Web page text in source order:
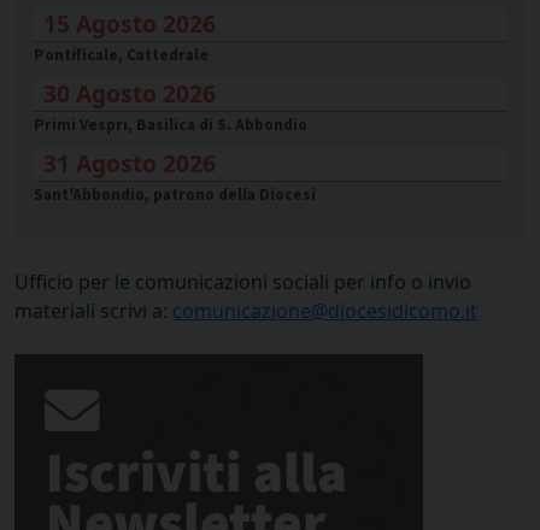
15 Agosto 2026
Pontificale, Cattedrale
30 Agosto 2026
Primi Vespri, Basilica di S. Abbondio
31 Agosto 2026
Sant'Abbondio, patrono della Diocesi
Ufficio per le comunicazioni sociali per info o invio
materiali scrivi a: comunicazione@diocesidicomo.it